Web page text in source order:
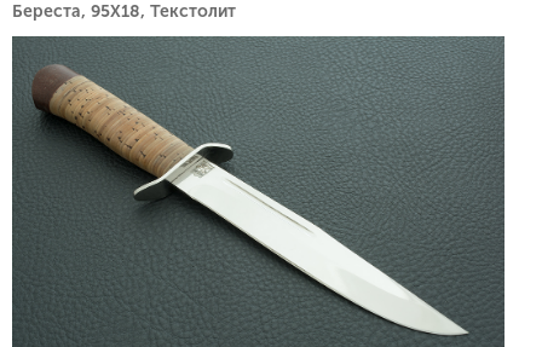
Береста, 95Х18, Текстолит